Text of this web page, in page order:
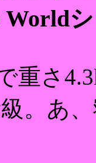
World
重さ
。あ